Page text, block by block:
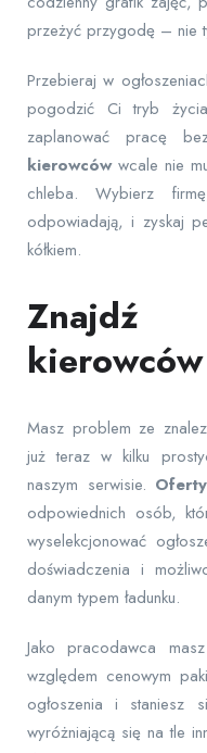
przeżyć przygodę – nie
Przebieraj w
pogodzić Ci tryb
zaplanować pracę
kierowcówwcale nie
chleba. Wybierz
odpowiadają, i zyskaj
kółkiem.
Znajdź
Masz problem ze
już teraz w kilku
naszym serwisie.
odpowiednich osób,
wyselekcjonować
doświadczenia i
danym typem ładunku.
Jako pracodawca
względem cenowym
ogłoszenia i staniesz
wyróżniającą się na tle